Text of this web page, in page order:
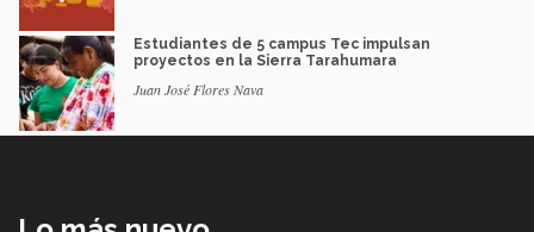
Estudiantes de 5 campus Tec impulsan
proyectos en la Sierra Tarahumara
Juan José Flores Nava